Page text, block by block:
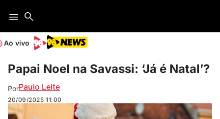
Ao vivo
Papai Noel na Savassi: ‘Já é Natal’?
PorPaulo Leite
20/09/2025 11:00